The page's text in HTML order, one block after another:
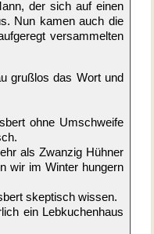
der sich auf einen
Nun kamen auch die
versammelten
grußlos das Wort und
ohne Umschweife
als Zwanzig Hühner
wir im Winter hungern
skeptisch wissen.
ein Lebkuchenhaus